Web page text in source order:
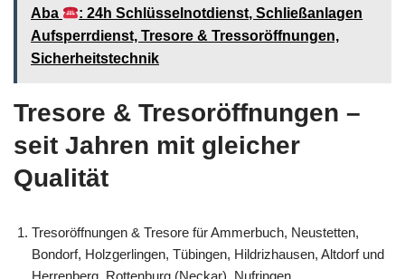
Aba
: 24h Schlüsselnotdienst, Schließanlagen
Aufsperrdienst, Tresore & Tressoröffnungen,
Sicherheitstechnik
Tresore & Tresoröffnungen –
seit Jahren mit gleicher
Qualität
Tresoröffnungen & Tresore für Ammerbuch, Neustetten,
Bondorf, Holzgerlingen, Tübingen, Hildrizhausen, Altdorf und